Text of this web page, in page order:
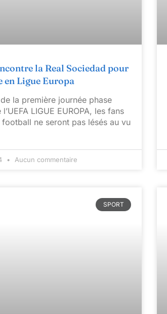
la Real Sociedad pour
en Ligue Europa
la première journée phase
LIGUE EUROPA, les fans
ne seront pas lésés au vu
Aucun commentaire
SPORT